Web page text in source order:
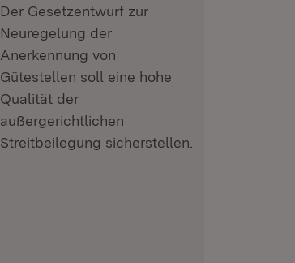
Der Gesetzentwurf zur
Neuregelung der
Anerkennung von
Gütestellen soll eine hohe
Qualität der
außergerichtlichen
Streitbeilegung sicherstellen.